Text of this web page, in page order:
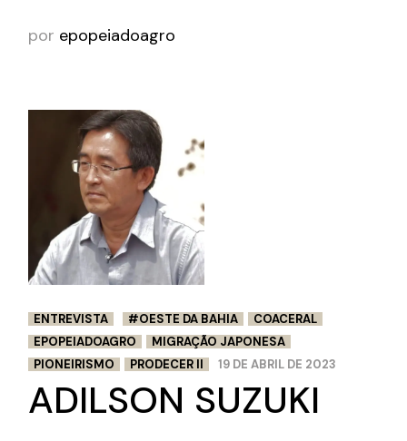
por epopeiadoagro
ENTREVISTA #OESTE DA BAHIA
COACERAL
EPOPEIADOAGRO
MIGRAÇÃO JAPONESA
PIONEIRISMO
PRODECER II 19 DE ABRIL DE 2023
ADILSON SUZUKI